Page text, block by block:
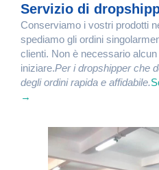
Servizio di
Conserviamo i vostri prodotti
spediamo gli ordini
clienti. Non è necessario
iniziare.Per i dropshipper che
degli ordini rapida e affidabile.
→